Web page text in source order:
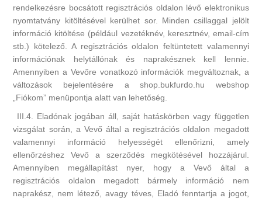
rendelkezésre bocsátott regisztrációs oldalon lévő elektronikus
nyomtatvány kitöltésével kerülhet sor. Minden csillaggal jelölt
információ kitöltése (például vezetéknév, keresztnév, email-cím
stb.) kötelező. A regisztrációs oldalon feltüntetett valamennyi
információnak helytállónak és naprakésznek kell lennie.
Amennyiben a Vevőre vonatkozó információk megváltoznak, a
változások bejelentésére a shop.bukfurdo.hu webshop
„Fiókom” menüpontja alatt van lehetőség.
III.4. Eladónak jogában áll, saját hatáskörben vagy független
vizsgálat során, a Vevő által a regisztrációs oldalon megadott
valamennyi információ helyességét ellenőrizni, amely
ellenőrzéshez Vevő a szerződés megkötésével hozzájárul.
Amennyiben megállapítást nyer, hogy a Vevő által a
regisztrációs oldalon megadott bármely információ nem
naprakész, nem létező, avagy téves, Eladó fenntartja a jogot,